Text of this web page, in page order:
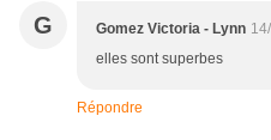
G Gomez Victoria - Lynn
elles sont superbes
Répondre